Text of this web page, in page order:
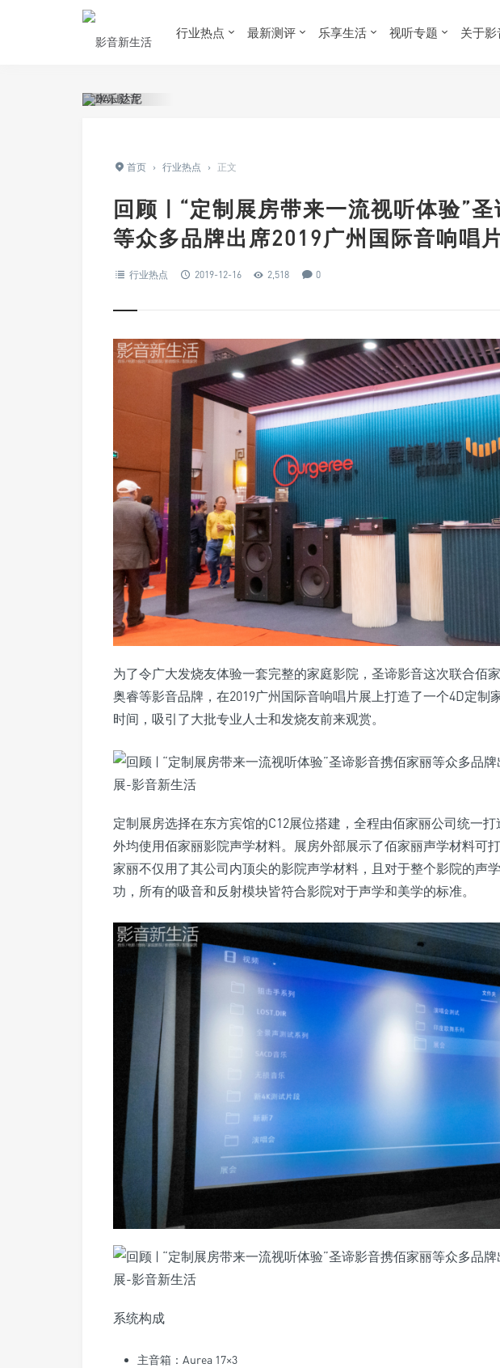
行业热点 最新测评 乐享生活 视听专题 关于
首页 › 行业热点 › 正文
回顾 | “定制展房带来一流视听体验”
等众多品牌出席2019广州国际音响唱
行业热点 2019-12-16 2,518 0
为了令广大发烧友体验一套完整的家庭影院，圣谛影音这次联合佰
奥睿等影音品牌，在2019广州国际音响唱片展上打造了一个4D定制
时间，吸引了大批专业人士和发烧友前来观赏。
定制展房选择在东方宾馆的C12展位搭建，全程由佰家丽公司统一
外均使用佰家丽影院声学材料。展房外部展示了佰家丽声学材料可
家丽不仅用了其公司内顶尖的影院声学材料，且对于整个影院的声
功，所有的吸音和反射模块皆符合影院对于声学和美学的标准。
系统构成
主音箱：Aurea 17×3